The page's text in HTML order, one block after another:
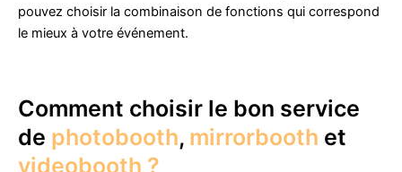
pouvez choisir la combinaison de fonctions qui correspond
le mieux à votre événement.
Comment choisir le bon service
de photobooth, mirrorbooth et
videobooth ?